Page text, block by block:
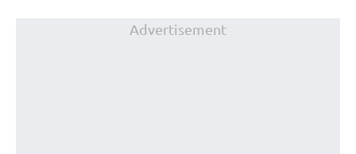
Advertisement